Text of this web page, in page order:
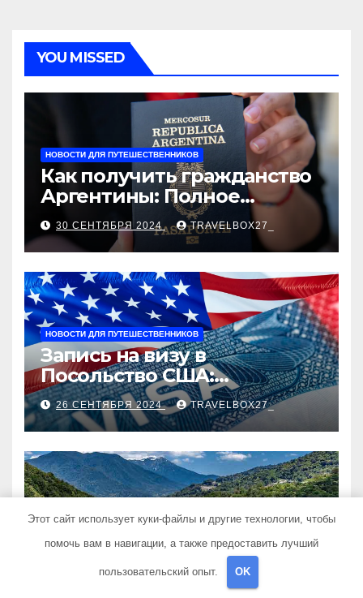
YOU MISSED
НОВОСТИ ДЛЯ ПУТЕШЕСТВЕННИКОВ
Как получить гражданство
Аргентины: Полное
руководство
30 СЕНТЯБРЯ 2024 TRAVELBOX27_
НОВОСТИ ДЛЯ ПУТЕШЕСТВЕННИКОВ
Запись на визу в
Посольство США:
Пошаговое руководство
26 СЕНТЯБРЯ 2024 TRAVELBOX27_
ПОЛЕЗНЫЕ СОВЕТЫ
Путешествие в сердце
Черноморского курорта
TRAVELBOX27_
Этот сайт использует куки-файлы и другие технологии, чтобы
помочь вам в навигации, а также предоставить лучший
пользовательский опыт. OK